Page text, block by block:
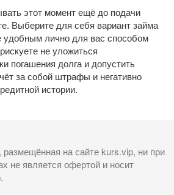
этот момент ещё до подачи
Выберите для себя вариант займа
лично для вас способом
не уложиться
погашения долга и допустить
за собой штрафы и негативно
истории.
на сайте kurs.vip, ни при
не является офертой и носит